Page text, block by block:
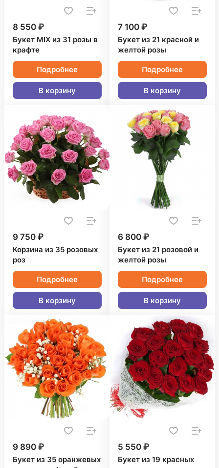
8 550 ₽
Букет MIX из 31 розы в
крафте
Подробнее
В корзину
7 100 ₽
Букет из 21 красной и
желтой розы
Подробнее
В корзину
9 750 ₽
Корзина из 35 розовых
роз
Подробнее
В корзину
6 800 ₽
Букет из 21 розовой и
желтой розы
Подробнее
В корзину
9 890 ₽
Букет из 35 оранжевых
5 550 ₽
Букет из 19 красных